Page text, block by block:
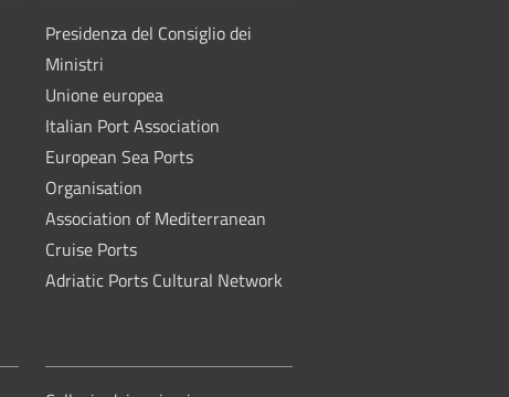
Presidenza del Consiglio dei
Ministri
Unione europea
Italian Port Association
European Sea Ports
Organisation
Association of Mediterranean
Cruise Ports
Adriatic Ports Cultural Network